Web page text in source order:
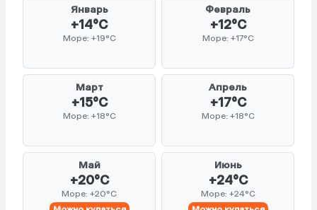
Январь
+14°C
Море: +19°C
Февраль
+12°C
Море: +17°C
Март
+15°C
Море: +18°C
Апрель
+17°C
Море: +18°C
Май
+20°C
Море: +20°C
Июнь
+24°C
Море: +24°C